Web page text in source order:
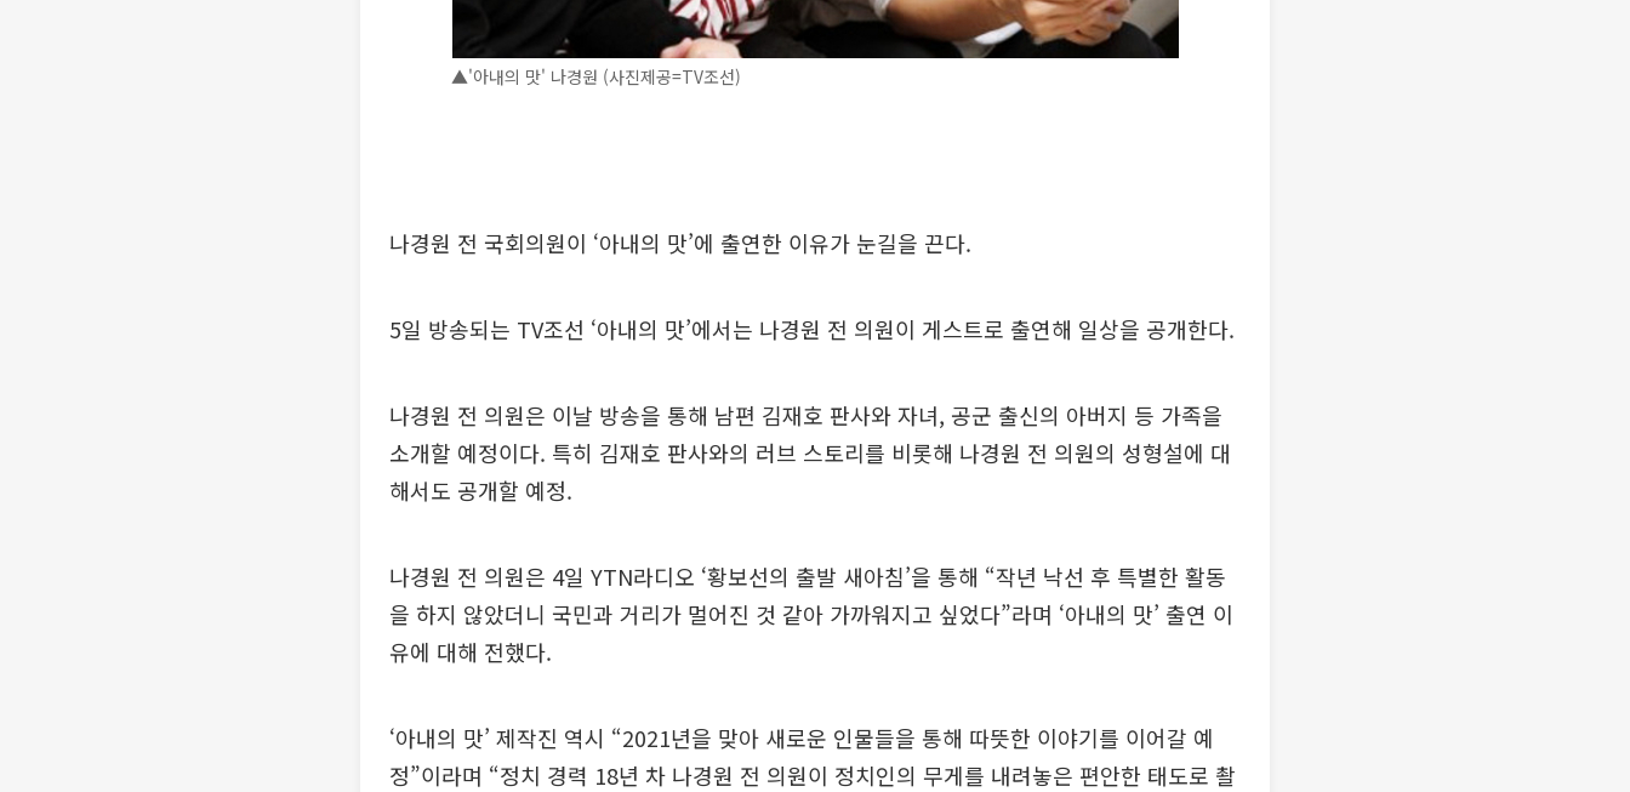
▲'아내의 맛' 나경원 (사진제공=TV조선)
나경원 전 국회의원이 ‘아내의 맛’에 출연한 이유가 눈길을 끈다.
5일 방송되는 TV조선 ‘아내의 맛’에서는 나경원 전 의원이 게스트로 출연해 일상을 공개한다.
나경원 전 의원은 이날 방송을 통해 남편 김재호 판사와 자녀, 공군 출신의 아버지 등 가족을
소개할 예정이다. 특히 김재호 판사와의 러브 스토리를 비롯해 나경원 전 의원의 성형설에 대
해서도 공개할 예정.
나경원 전 의원은 4일 YTN라디오 ‘황보선의 출발 새아침’을 통해 “작년 낙선 후 특별한 활동
을 하지 않았더니 국민과 거리가 멀어진 것 같아 가까워지고 싶었다”라며 ‘아내의 맛’ 출연 이
유에 대해 전했다.
‘아내의 맛’ 제작진 역시 “2021년을 맞아 새로운 인물들을 통해 따뜻한 이야기를 이어갈 예
정”이라며 “정치 경력 18년 차 나경원 전 의원이 정치인의 무게를 내려놓은 편안한 태도로 촬